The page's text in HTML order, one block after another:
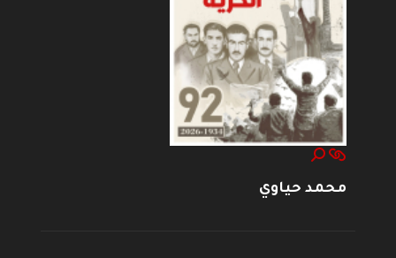
محمد حياوي